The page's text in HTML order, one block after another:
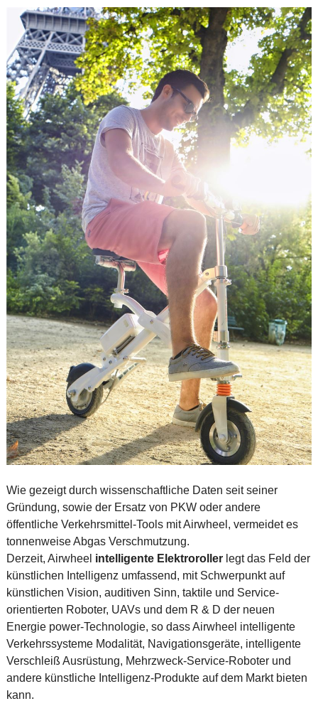
Wie gezeigt durch wissenschaftliche Daten seit seiner
Gründung, sowie der Ersatz von PKW oder andere
öffentliche Verkehrsmittel-Tools mit Airwheel, vermeidet es
tonnenweise Abgas Verschmutzung.
Derzeit, Airwheel intelligente Elektrorollerlegt das Feld der
künstlichen Intelligenz umfassend, mit Schwerpunkt auf
künstlichen Vision, auditiven Sinn, taktile und Service-
orientierten Roboter, UAVs und dem R & D der neuen
Energie power-Technologie, so dass Airwheel intelligente
Verkehrssysteme Modalität, Navigationsgeräte, intelligente
Verschleiß Ausrüstung, Mehrzweck-Service-Roboter und
andere künstliche Intelligenz-Produkte auf dem Markt bieten
kann.